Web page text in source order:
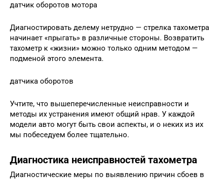
датчик оборотов мотора
Диагностировать делему нетрудно — стрелка тахометра
начинает «прыгать» в различные стороны. Возвратить
тахометр к «жизни» можно только одним методом —
подменой этого элемента.
датчика оборотов
Учтите, что вышеперечисленные неисправности и
методы их устранения имеют общий нрав. У каждой
модели авто могут быть свои аспекты, и о неких из их
мы побеседуем более тщательно.
Диагностика неисправностей тахометра
Диагностические меры по выявлению причин сбоев в